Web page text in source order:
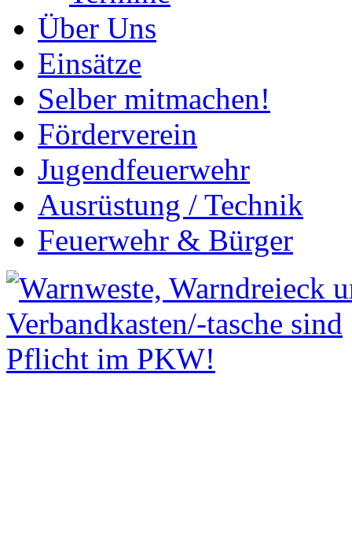
Über Uns
Einsätze
Selber mitmachen!
Förderverein
Jugendfeuerwehr
Ausrüstung / Technik
Feuerwehr & Bürger